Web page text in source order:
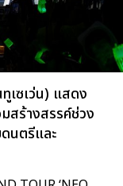
เซเว่น) แสดง
สร้างสรรค์ช่วง
นตรีและ